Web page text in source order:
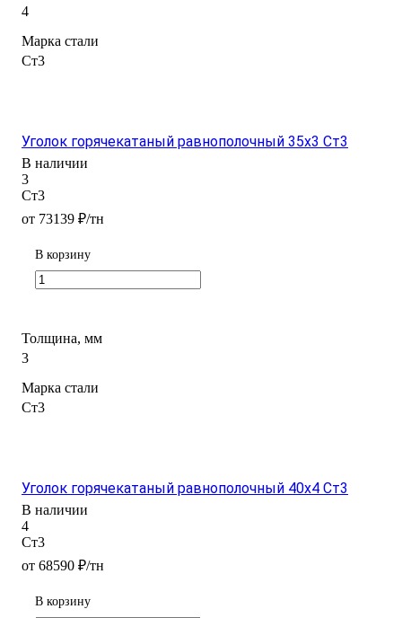
4
Марка стали
Ст3
Уголок горячекатаный равнополочный 35x3 Ст3
В наличии
3
Ст3
от 73139 ₽/тн
В корзину
Толщина, мм
3
Марка стали
Ст3
Уголок горячекатаный равнополочный 40х4 Ст3
В наличии
4
Ст3
от 68590 ₽/тн
В корзину